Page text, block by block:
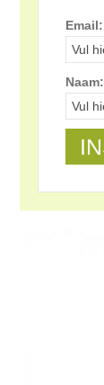
Email:
Naam: